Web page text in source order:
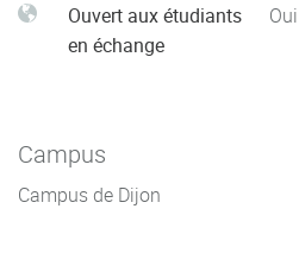
Ouvert aux étudiants
en échange
Oui
Campus
Campus de Dijon